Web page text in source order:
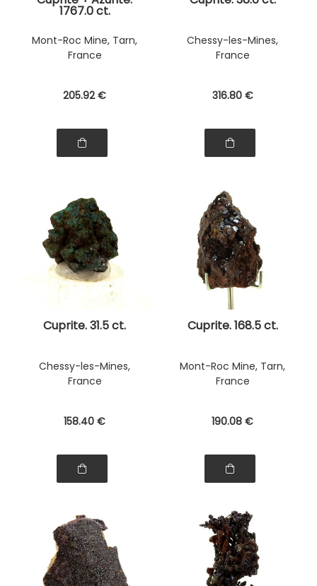
1767.0 ct.
Mont-Roc Mine, Tarn,
France
205.92 €
Chessy-les-Mines,
France
316.80 €
Cuprite. 31.5 ct.
Chessy-les-Mines,
France
158.40 €
Cuprite. 168.5 ct.
Mont-Roc Mine, Tarn,
France
190.08 €